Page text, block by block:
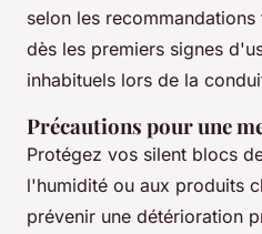
selon les
dès les premiers signes
inhabituels lors de la
Précautions pour une
Protégez vos silent blocs
l'humidité ou aux produits
prévenir une détérioration